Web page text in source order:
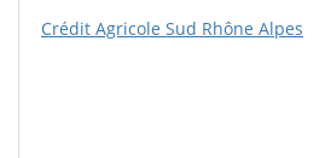
Crédit Agricole Sud Rhône Alpes